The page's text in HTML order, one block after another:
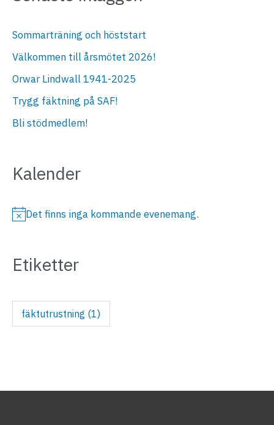
Sommarträning och höststart
Välkommen till årsmötet 2026!
Orwar Lindwall 1941-2025
Trygg fäktning på SAF!
Bli stödmedlem!
Kalender
N
t
s
Det finns inga kommande evenemang.
Etiketter
fäktutrustning (1)